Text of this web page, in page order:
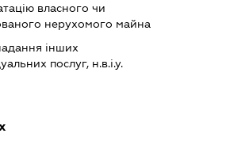
власного чи
нерухомого майна
інших
послуг, н.в.і.у.